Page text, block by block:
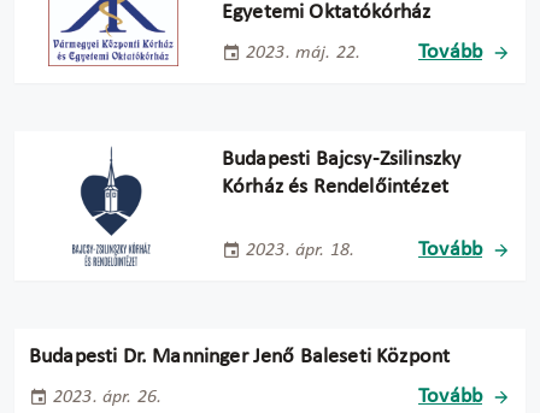
Egyetemi Oktatókórház
2023. máj. 22. Tovább
Budapesti Bajcsy-Zsilinszky
Kórház és Rendelőintézet
2023. ápr. 18. Tovább
Budapesti Dr. Manninger Jenő Baleseti Központ
2023. ápr. 26. Tovább